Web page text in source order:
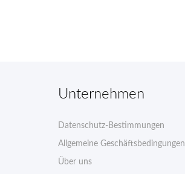
Unternehmen
Datenschutz-Bestimmungen
Allgemeine Geschäftsbedingungen
Über uns